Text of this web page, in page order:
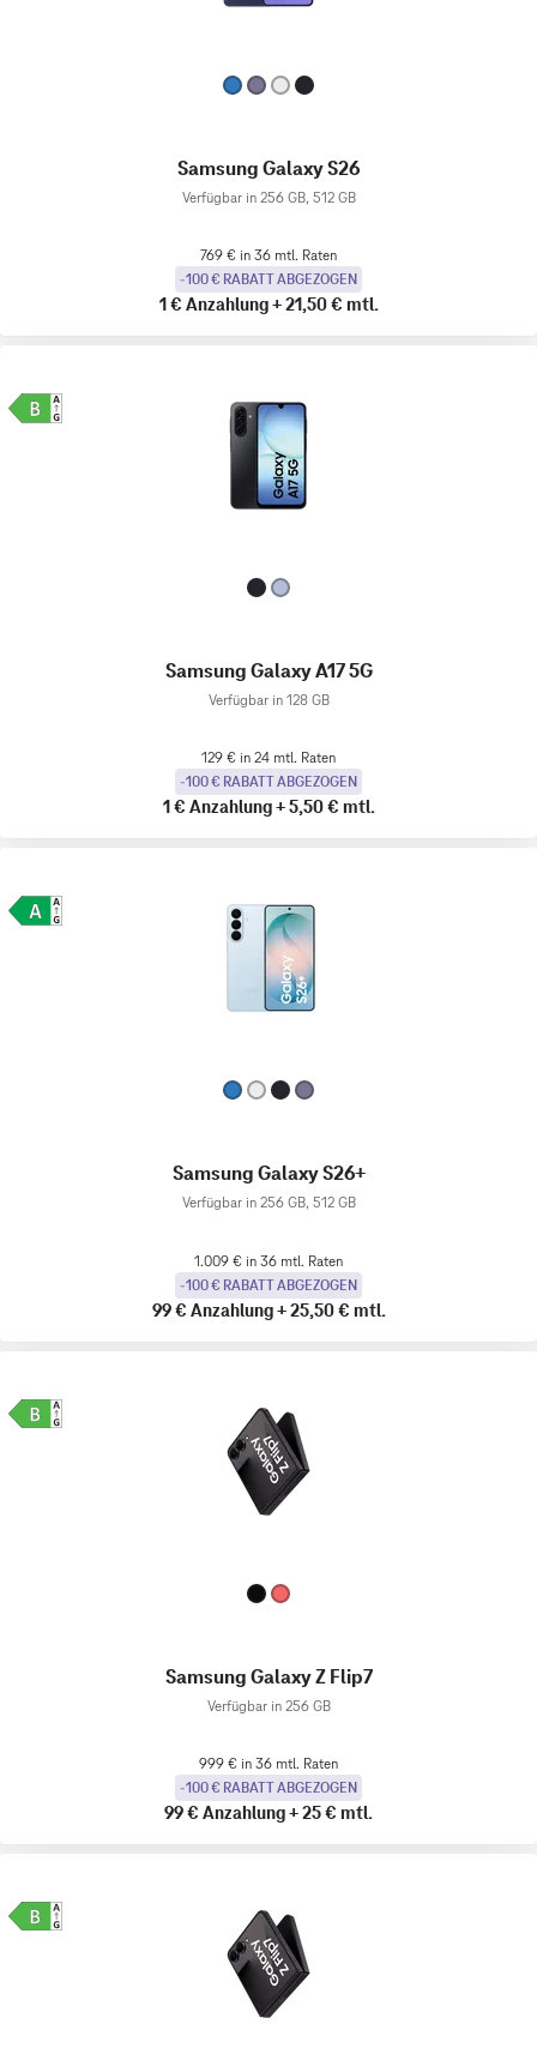
Samsung Galaxy S26
Verfügbar in 256 GB, 512 GB
769 € in 36 mtl. Raten
-100 € RABATT ABGEZOGEN
1 € Anzahlung+21,50 € mtl.
Samsung Galaxy A17 5G
Verfügbar in 128 GB
129 € in 24 mtl. Raten
-100 € RABATT ABGEZOGEN
1 € Anzahlung+5,50 € mtl.
Samsung Galaxy S26+
Verfügbar in 256 GB, 512 GB
1.009 € in 36 mtl. Raten
-100 € RABATT ABGEZOGEN
99 € Anzahlung+25,50 € mtl.
Samsung Galaxy Z Flip7
Verfügbar in 256 GB
999 € in 36 mtl. Raten
-100 € RABATT ABGEZOGEN
99 € Anzahlung+25 € mtl.